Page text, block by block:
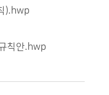
).hwp
칙안.hwp